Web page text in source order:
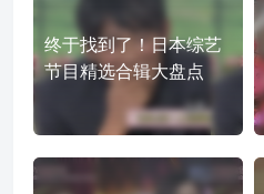
终于找到了！日本综艺
节目精选合辑大盘点